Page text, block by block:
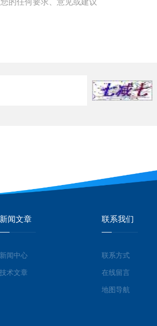
新闻文章
新闻中心
技术文章
联系我们
联系方式
在线留言
地图导航